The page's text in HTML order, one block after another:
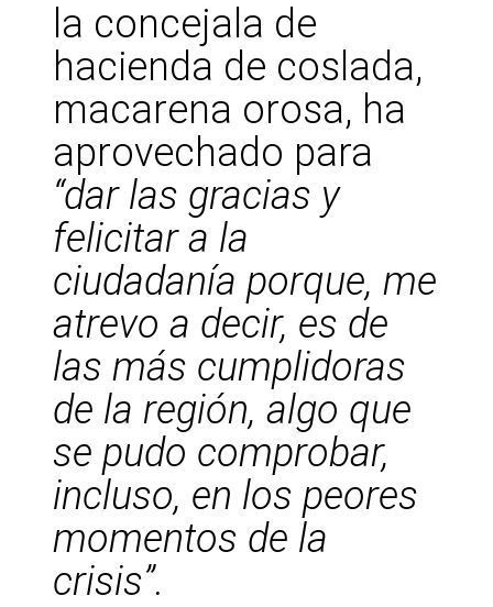
la concejala de
hacienda de coslada,
macarena orosa, ha
aprovechado para
“dar las gracias y
felicitar a la
ciudadanía porque, me
atrevo a decir, es de
las más cumplidoras
de la región, algo que
se pudo comprobar,
incluso, en los peores
momentos de la
crisis”.